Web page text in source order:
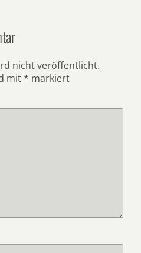
nicht veröffentlicht.
mit * markiert